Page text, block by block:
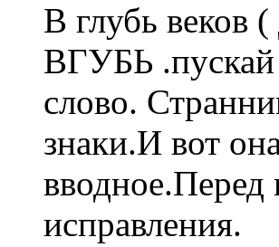
В глубь веков
ВГУБЬ .пускай
слово.
знаки.И вот
вводное.Перед
исправления.